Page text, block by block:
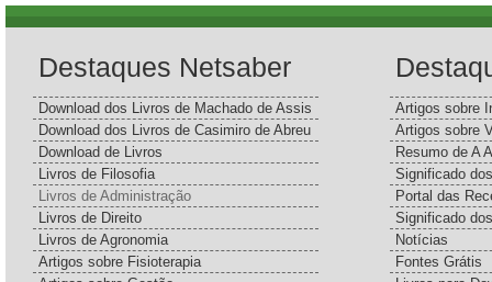
Destaques Netsaber
Download dos Livros de Machado de Assis
Download dos Livros de Casimiro de Abreu
Download de Livros
Livros de Filosofia
Livros de Administração
Livros de Direito
Livros de Agronomia
Artigos sobre Fisioterapia
Artigos sobre
Artigos sobre
Resumo de A
Significado
Portal das
Significado
Notícias
Fontes Grátis